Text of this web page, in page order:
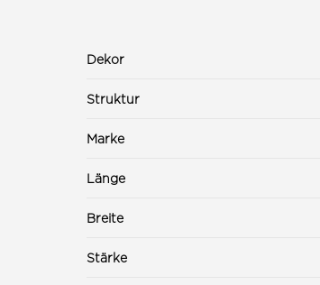
Dekor
Struktur
Marke
Länge
Breite
Stärke